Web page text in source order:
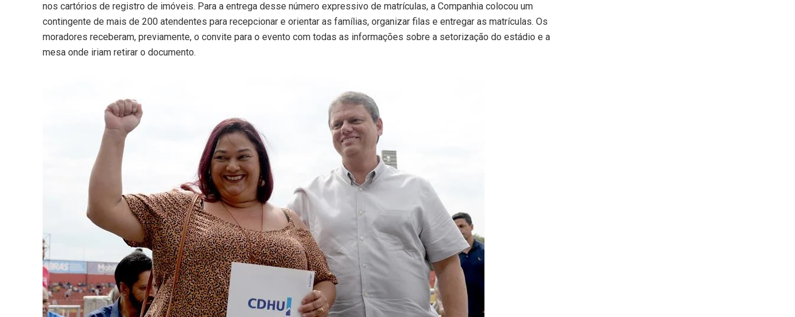
nos cartórios de registro de imóveis. Para a entrega desse número expressivo de matrículas, a Companhia colocou um
contingente de mais de 200 atendentes para recepcionar e orientar as famílias, organizar filas e entregar as matrículas. Os
moradores receberam, previamente, o convite para o evento com todas as informações sobre a setorização do estádio e a
mesa onde iriam retirar o documento.